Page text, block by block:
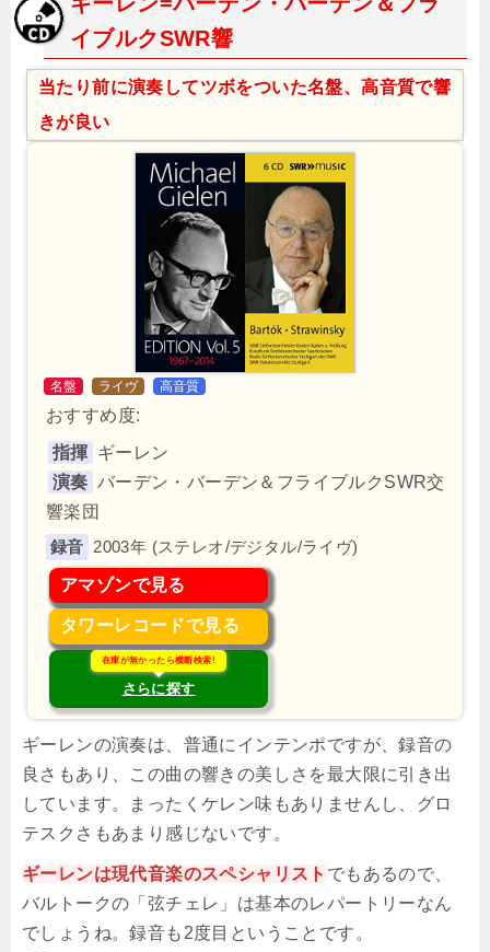
イブルクSWR響
当たり前に演奏してツボをついた名盤、高音質で響
きが良い
名盤 ライヴ 高音質
おすすめ度:
指揮 ギーレン
演奏 バーデン・バーデン＆フライブルクSWR交
響楽団
2003年 (ステレオ/デジタル/ライヴ)
アマゾンで見る
タワーレコードで見る
在庫が無かったら横断検索!
さらに探す
ギーレンの演奏は、普通にインテンポですが、録音の
良さもあり、この曲の響きの美しさを最大限に引き出
しています。まったくケレン味もありませんし、グロ
テスクさもあまり感じないです。
ギーレンは現代音楽のスペシャリスト でもあるので、
バルトークの「弦チェレ」は基本のレパートリーなん
でしょうね。録音も2度目ということです。